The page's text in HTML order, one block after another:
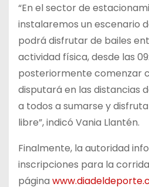
“En el sector de
instalaremos un escenario
podrá disfrutar de bailes
actividad física, desde las
posteriormente comenzar
disputará en las distancias
a todos a sumarse y
libre”, indicó Vania Llantén.
Finalmente, la autoridad
inscripciones para la
página